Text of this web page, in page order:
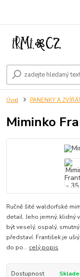
Úvod PANENKY A
Miminko
Ručně šité waldorfské
detail. Jeho jemný, klidný
být veselý, ospalý,
představí. František je
do po... celý popis
Dostupnost